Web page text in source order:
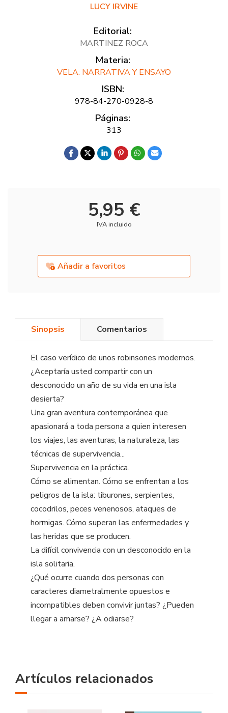
LUCY IRVINE
Editorial:
MARTINEZ ROCA
Materia:
VELA: NARRATIVA Y ENSAYO
ISBN:
978-84-270-0928-8
Páginas:
313
5,95 €
IVA incluido
Añadir a favoritos
Sinopsis Comentarios
El caso verídico de unos robinsones modernos.
¿Aceptaría usted compartir con un
desconocido un año de su vida en una isla
desierta?
Una gran aventura contemporánea que
apasionará a toda persona a quien interesen
los viajes, las aventuras, la naturaleza, las
técnicas de supervivencia...
Supervivencia en la práctica.
Cómo se alimentan. Cómo se enfrentan a los
peligros de la isla: tiburones, serpientes,
cocodrilos, peces venenosos, ataques de
hormigas. Cómo superan las enfermedades y
las heridas que se producen.
La difícil convivencia con un desconocido en la
isla solitaria.
¿Qué ocurre cuando dos personas con
caracteres diametralmente opuestos e
incompatibles deben convivir juntas? ¿Pueden
llegar a amarse? ¿A odiarse?
Artículos relacionados